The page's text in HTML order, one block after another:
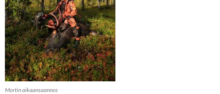
Mortin aikaansaannos